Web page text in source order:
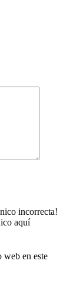
incorrecta!
aquí
web en este